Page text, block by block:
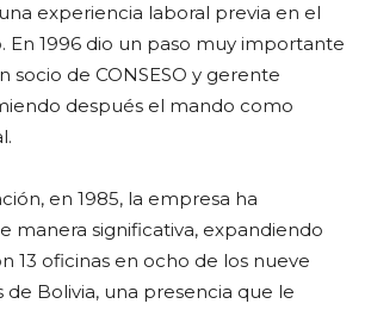
experiencia laboral previa en el
En 1996 dio un paso muy importante
socio de CONSESO y gerente
después el mando como
en 1985, la empresa ha
manera significativa, expandiendo
13 oficinas en ocho de los nueve
Bolivia, una presencia que le